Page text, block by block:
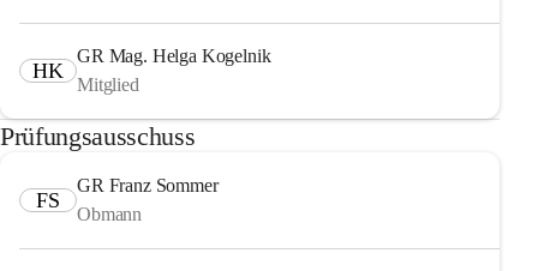
HK
GR Mag. Helga Kogelnik
Mitglied
Prüfungsausschuss
FS
GR Franz Sommer
Obmann